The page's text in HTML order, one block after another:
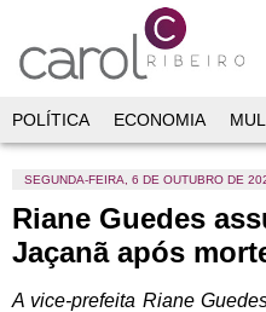
POLÍTICA ECONOMIA
SEGUNDA-FEIRA, 6 DE OUTUBRO DE
Riane Guedes
Jaçanã após
A vice-prefeita Riane